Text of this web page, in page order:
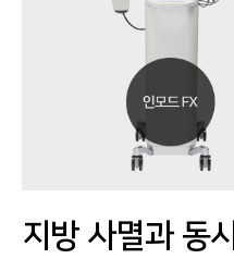
지방 사멸과 동